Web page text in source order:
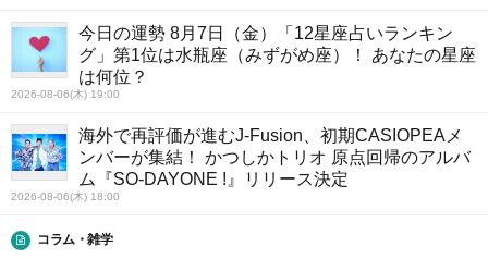
今日の運勢 8月7日（金）「12星座占いランキン
グ」第1位は水瓶座（みずがめ座）！ あなたの星座
は何位？
2026-08-06(木) 19:00
海外で再評価が進むJ-Fusion、初期CASIOPEAメ
ンバーが集結！ かつしかトリオ 原点回帰のアルバ
ム『SO-DAYONE !』リリース決定
2026-08-06(木) 18:00
コラム・雑学